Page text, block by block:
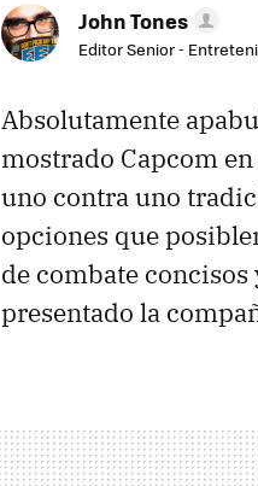
John Tones
Editor Senior -
Absolutamente
mostrado Capcom
uno contra uno
opciones que
de combate concisos
presentado la